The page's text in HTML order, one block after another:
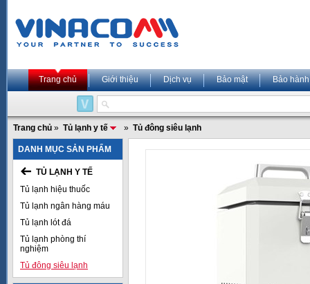
Trang chủ Giới thiệu Dịch vụ Bảo mật Bảo hành
Trang chủ » Tủ lạnh y tế » Tủ đông siêu lạnh
DANH MỤC SẢN PHẨM
TỦ LẠNH Y TẾ
Tủ lạnh hiệu thuốc
Tủ lạnh ngân hàng máu
Tủ lạnh lót đá
Tủ lạnh phòng thí
nghiệm
Tủ đông siêu lạnh